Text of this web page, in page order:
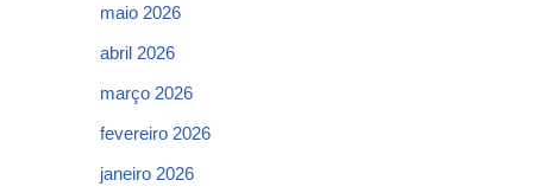
maio 2026
abril 2026
março 2026
fevereiro 2026
janeiro 2026